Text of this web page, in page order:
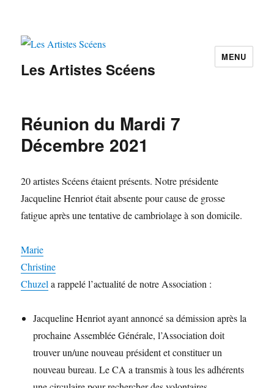
Les Artistes Scéens
MENU
Réunion du Mardi 7
Décembre 2021
20 artistes Scéens étaient présents. Notre présidente
Jacqueline Henriot était absente pour cause de grosse
fatigue après une tentative de cambriolage à son domicile.
Marie
Christine
Chuzela rappelé l’actualité de notre Association :
Jacqueline Henriot ayant annoncé sa démission après la
prochaine Assemblée Générale, l’Association doit
trouver un/une nouveau président et constituer un
nouveau bureau. Le CA a transmis à tous les adhérents